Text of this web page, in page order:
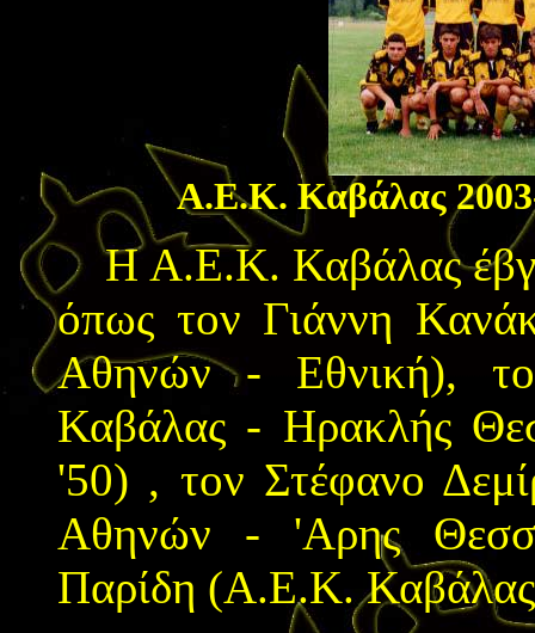
Α.Ε.Κ. Καβάλας
Η Α.Ε.Κ. Καβάλας
όπως τον Γιάννη
Αθηνών - Εθνική),
Καβάλας - Ηρακλής
'50) , τον Στέφανο
Αθηνών - 'Αρης
Παρίδη (Α.Ε.Κ.